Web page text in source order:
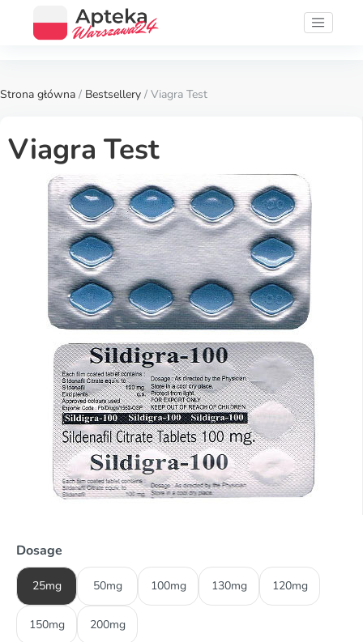
Strona główna / Bestsellery / Viagra Test
Viagra Test
Dosage
25mg 50mg 100mg 130mg 120mg
150mg 200mg